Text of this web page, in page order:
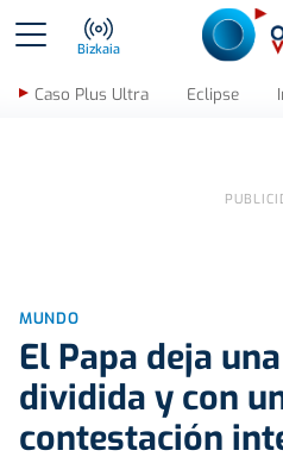
Bizkaia
Caso Plus Ultra Eclipse
MUNDO
El Papa deja
dividida y con
contestación